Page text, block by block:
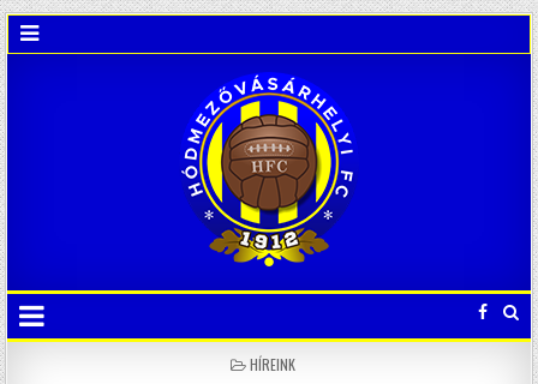
POSTED
HÍREINK